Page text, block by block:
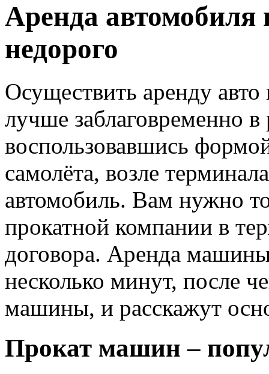
Аренда автомобиля
недорого
Осуществить аренду
лучше заблаговременно
воспользовавшись
самолёта, возле
автомобиль. Вам нужно
прокатной компании в
договора. Аренда
несколько минут, после
машины, и расскажут
Прокат машин –